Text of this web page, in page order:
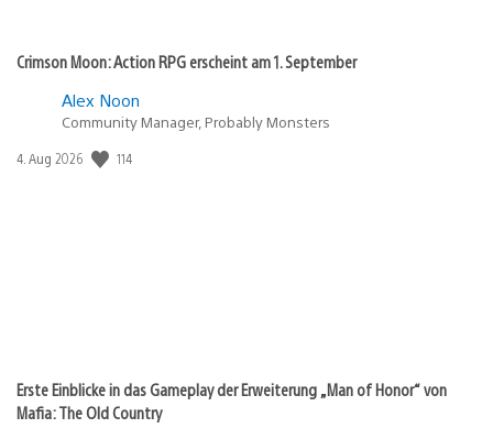
Crimson Moon: Action RPG erscheint am 1. September
Alex Noon
Community Manager, Probably Monsters
Veröffentlichungsdatum:
4. Aug 2026 114
Erste Einblicke in das Gameplay der Erweiterung „Man of Honor“ von
Mafia: The Old Country